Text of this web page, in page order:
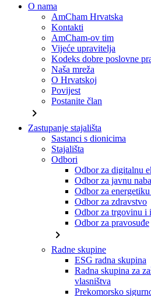
O nama
AmCham Hrvatska
Kontakti
AmCham-ov tim
Vijeće upravitelja
Kodeks dobre poslovne
Naša mreža
O Hrvatskoj
Povijest
Postanite član
chevron_right
Zastupanje stajališta
Sastanci s dionicima
Stajališta
Odbori
Odbor za digitalnu
Odbor za javnu
Odbor za
Odbor za zdravstvo
Odbor za trgovinu i
Odbor za pravosuđe
chevron_right
Radne skupine
ESG radna skupina
Radna skupina za
vlasništva
Prekomorsko